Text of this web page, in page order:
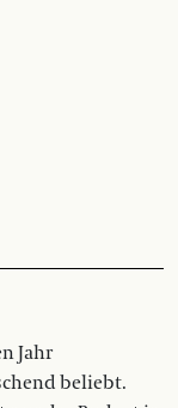
Jahr
beliebt.